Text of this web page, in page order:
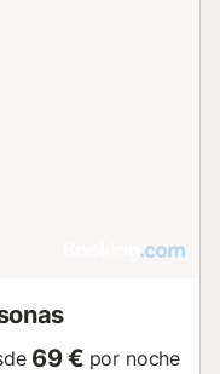
69 € por noche